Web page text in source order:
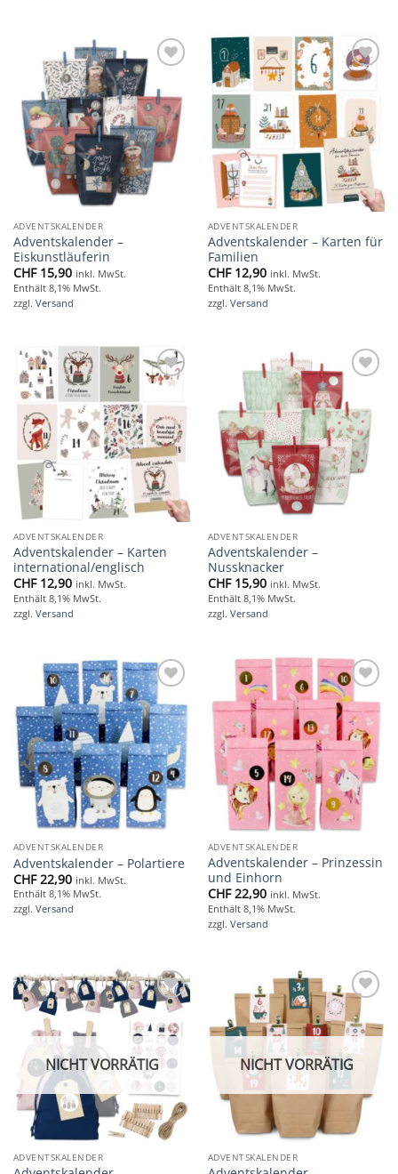
Add to
wishlist
ADVENTSKALENDER
Adventskalender –
Eiskunstläuferin
CHF15,90 inkl. MwSt.
Enthält 8,1% MwSt.
zzgl. Versand
Add to
ADVENTSKALENDER
Adventskalender – Karten für
Familien
CHF12,90 inkl. MwSt.
Enthält 8,1% MwSt.
zzgl. Versand
Add to
ADVENTSKALENDER
Adventskalender – Karten
international/englisch
CHF12,90 inkl. MwSt.
Enthält 8,1% MwSt.
zzgl. Versand
wishlist
ADVENTSKALENDER
Adventskalender –
Nussknacker
CHF15,90 inkl. MwSt.
Enthält 8,1% MwSt.
zzgl. Versand
Add to
wishlist
ADVENTSKALENDER
Adventskalender – Polartiere
CHF22,90 inkl. MwSt.
Enthält 8,1% MwSt.
zzgl. Versand
Add to
wishlist
ADVENTSKALENDER
Adventskalender – Prinzessin
und Einhorn
CHF22,90 inkl. MwSt.
Enthält 8,1% MwSt.
zzgl. Versand
Add to
wishlist
NICHT VORRÄTIG
ADVENTSKALENDER
Add to
wishlist
NICHT VORRÄTIG
ADVENTSKALENDER